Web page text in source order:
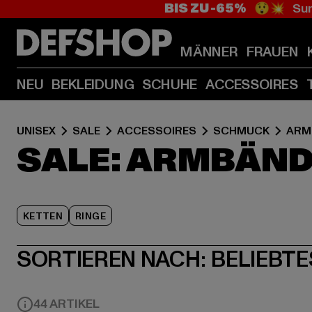
BIS ZU -65% 😲💥
MÄNNER FRAUEN
NEU BEKLEIDUNG SCHUHE ACCESSOIRES
UNISEX SALE ACCESSOIRES SCHMUCK
SALE:
KETTEN RINGE
SORTIEREN NACH:
44 ARTIKEL